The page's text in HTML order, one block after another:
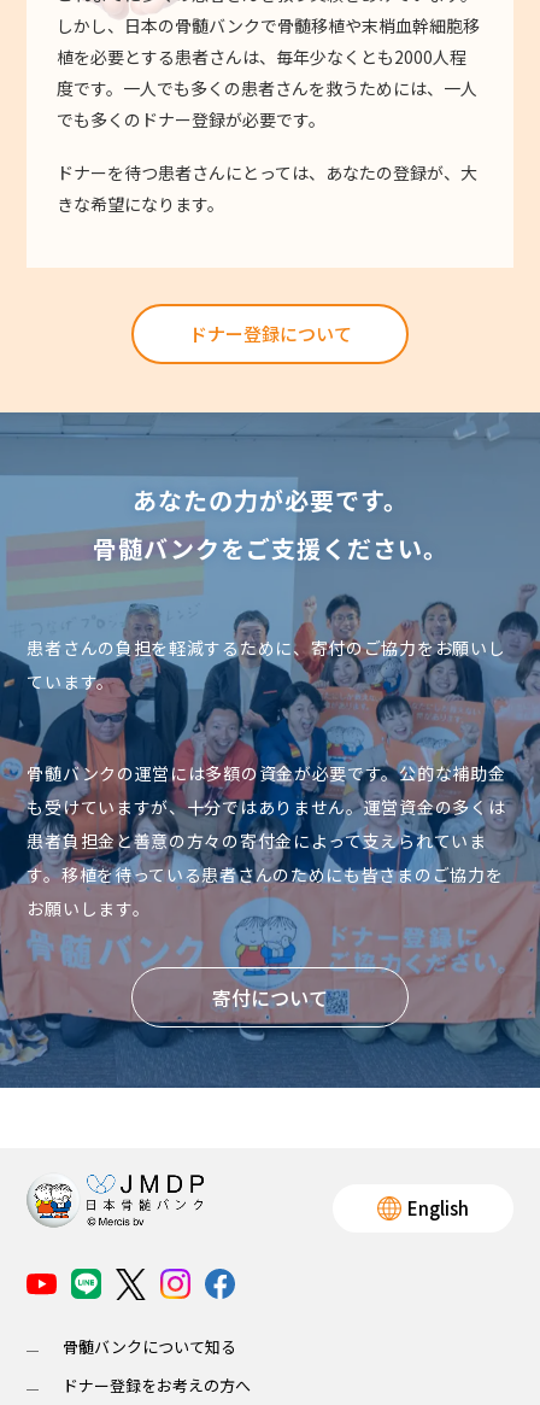
しかし、日本の骨髄バンクで骨髄移植や末梢血幹細胞移
植を必要とする患者さんは、毎年少なくとも2000人程
度です。一人でも多くの患者さんを救うためには、一人
でも多くのドナー登録が必要です。
ドナーを待つ患者さんにとっては、あなたの登録が、大
きな希望になります。
ドナー登録について
あなたの力が必要です。
骨髄バンクをご支援ください。
患者さんの負担を軽減するために、寄付のご協力をお願いし
ています。
骨髄バンクの運営には多額の資金が必要です。公的な補助金
も受けていますが、十分ではありません。運営資金の多くは
患者負担金と善意の方々の寄付金によって支えられていま
す。移植を待っている患者さんのためにも皆さまのご協力を
お願いします。
寄付について
English
骨髄バンクについて知る
ドナー登録をお考えの方へ